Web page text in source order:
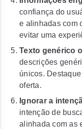
confiança do
e alinhadas com
evitar uma
Texto genérico
descrições
únicos.
oferta.
Ignorar a
intenção de
alinhada com as